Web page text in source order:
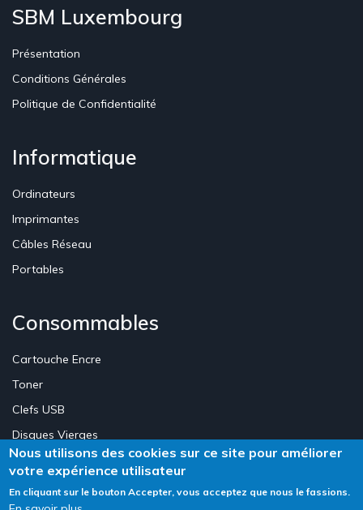
SBM Luxembourg
Présentation
Conditions Générales
Politique de Confidentialité
Informatique
Ordinateurs
Imprimantes
Câbles Réseau
Portables
Consommables
Cartouche Encre
Toner
Clefs USB
Disques Vierges
Création Site E-commerce Luxembourg - Neweb Creations
Nous utilisons des cookies sur ce site pour améliorer
votre expérience utilisateur
En cliquant sur le bouton Accepter, vous acceptez que nous le fassions.